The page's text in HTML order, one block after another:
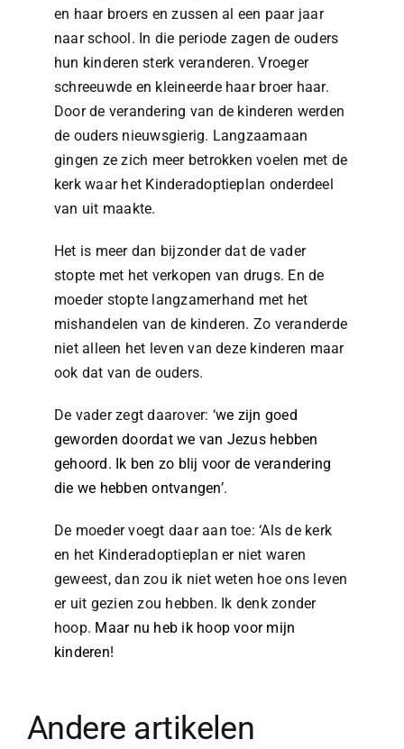
en haar broers en zussen al een paar jaar
naar school. In die periode zagen de ouders
hun kinderen sterk veranderen. Vroeger
schreeuwde en kleineerde haar broer haar.
Door de verandering van de kinderen werden
de ouders nieuwsgierig. Langzaamaan
gingen ze zich meer betrokken voelen met de
kerk waar het Kinderadoptieplan onderdeel
van uit maakte.
Het is meer dan bijzonder dat de vader
stopte met het verkopen van drugs. En de
moeder stopte langzamerhand met het
mishandelen van de kinderen. Zo veranderde
niet alleen het leven van deze kinderen maar
ook dat van de ouders.
De vader zegt daarover: ‘we zijn goed
geworden doordat we van Jezus hebben
gehoord. Ik ben zo blij voor de verandering
die we hebben ontvangen’.
De moeder voegt daar aan toe: ‘Als de kerk
en het Kinderadoptieplan er niet waren
geweest, dan zou ik niet weten hoe ons leven
er uit gezien zou hebben. Ik denk zonder
hoop. Maar nu heb ik hoop voor mijn
kinderen!
Andere artikelen